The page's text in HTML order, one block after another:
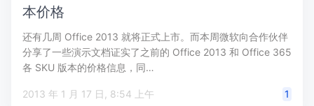
本价格
还有几周 Office 2013 就将正式上市。而本周微软向合作伙伴
分享了一些演示文档证实了之前的 Office 2013 和 Office 365
各 SKU 版本的价格信息，同…
2013 年 1 月 17 日, 8:54 上午 1